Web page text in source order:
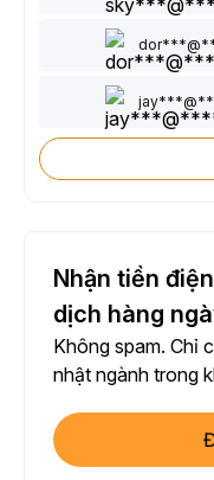
Nhận tiền
dịch hàng
Không spam. Chỉ
nhật ngành trong